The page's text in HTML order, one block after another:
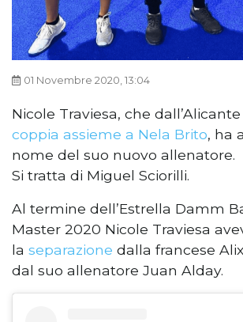
01 Novembre 2020, 13:04
Nicole Traviesa, che
coppia assieme a Nela Brito, ha
nome del suo nuovo allenatore.
Si tratta di Miguel Sciorilli.
Al termine dell’Estrella Damm
Master 2020 Nicole Traviesa
la separazione dalla francese
dal suo allenatore Juan Alday.